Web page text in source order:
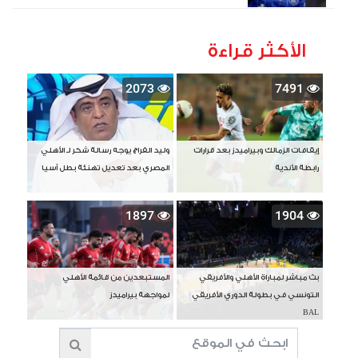
الأكثر قراءة
7491
إيقافات الزمالك وبيراميدز بعد قرارات
رابطة الأندية
2073
وليد الفراج يوجه رسالة شكر لـ الأهلي
المصري بعد تعديل تهنئة بطل آسيا
1904
بث مباشر لمباراة الأهلي والأفريقي
التونسي في بطولة الدوري الأفريقي
BAL
1897
المستبعدين من قائمة الأهلي
لمواجهة بيراميدز